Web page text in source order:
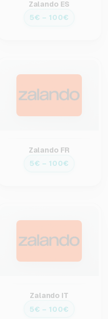
Zalando ES
5€ – 100€
Zalando FR
5€ – 100€
Zalando IT
5€ – 100€